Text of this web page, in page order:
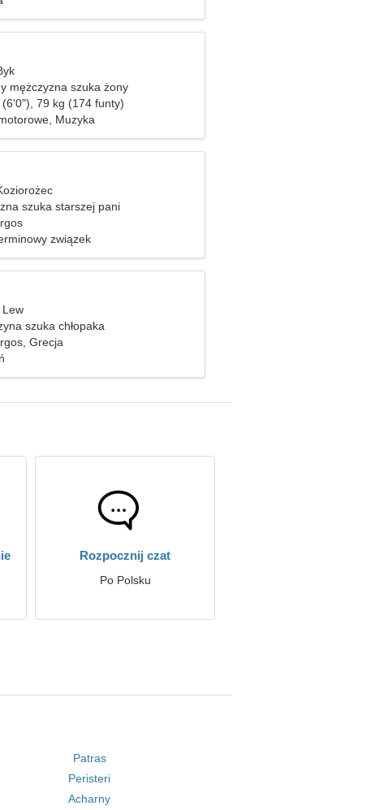
mężczyzna szuka żony
(6'0"), 79 kg (174 funty)
Muzyka
szuka starszej pani
związek
Lew
szuka chłopaka
Grecja
Rozpocznij czat
Po Polsku
Patras
Peristeri
Acharny